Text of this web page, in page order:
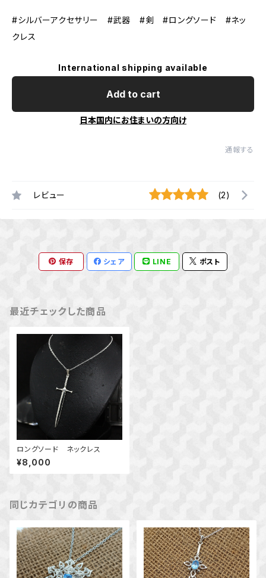
#シルバーアクセサリー #武器 #剣 #ロングソード #ネッ
クレス
International shipping available
Add to cart
日本国内にお住まいの方向け
通報する
レビュー (2)
保存 シェア LINE ポスト
最近チェックした商品
ロングソード ネックレス
¥8,000
同じカテゴリの商品